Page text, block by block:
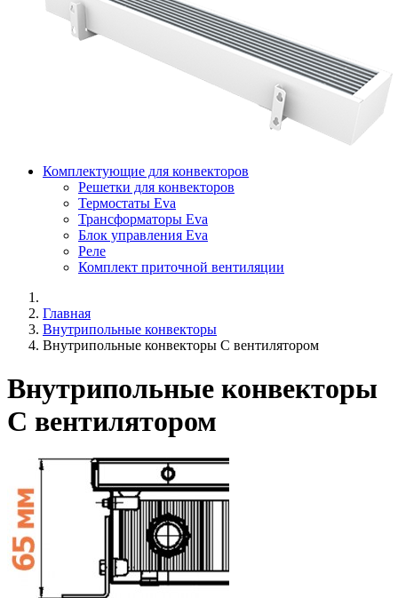
Комплектующие для конвекторов
Решетки для конвекторов
Термостаты Eva
Трансформаторы Eva
Блок управления Eva
Реле
Комплект приточной вентиляции
Главная
Внутрипольные конвекторы
Внутрипольные конвекторы C вентилятором
Внутрипольные конвекторы
С вентилятором